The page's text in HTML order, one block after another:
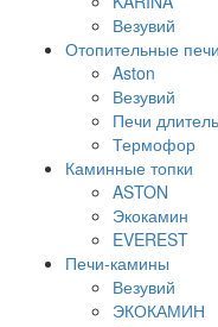
Везувий
Отопительные печи
Aston
Везувий
Печи
Термофор
Каминные топки
ASTON
Экокамин
EVEREST
Печи-камины
Везувий
ЭКОКАМИН